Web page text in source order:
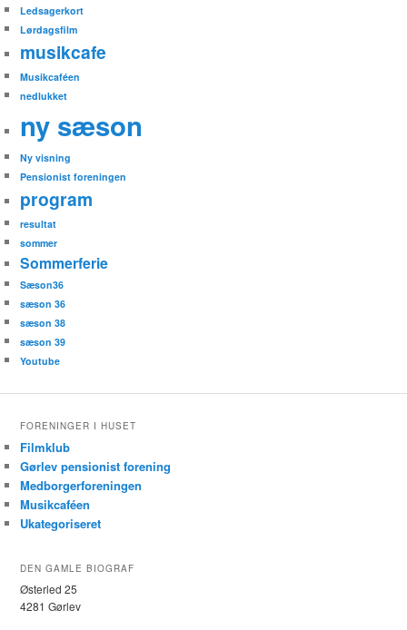
Ledsagerkort
Lørdagsfilm
musikcafe
Musikcaféen
nedlukket
ny sæson
Ny visning
Pensionist foreningen
program
resultat
sommer
Sommerferie
Sæson36
sæson 36
sæson 38
sæson 39
Youtube
FORENINGER I HUSET
Filmklub
Gørlev pensionist forening
Medborgerforeningen
Musikcaféen
Ukategoriseret
DEN GAMLE BIOGRAF
Østerled 25
4281 Gørlev